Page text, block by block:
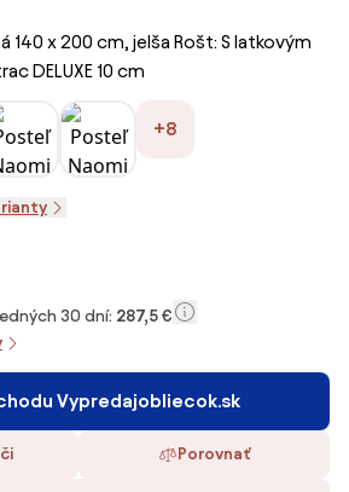
140 x 200 cm, jelša Rošt: S latkovým
DELUXE 10 cm
+8
30 dní: 287,5 €
Vypredajobliecok.sk
Porovnať